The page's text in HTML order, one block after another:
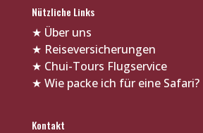
Nützliche Links
★ Über uns
★ Reiseversicherungen
★ Chui-Tours Flugservice
★ Wie packe ich für eine Safari?
Kontakt